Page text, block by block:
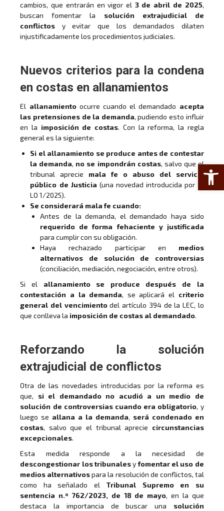
Abrir
cambios, que entrarán en vigor el 3 de abril de 2025,
buscan fomentar la solución extrajudicial de
conflictos y evitar que los demandados dilaten
injustificadamente los procedimientos judiciales.
Nuevos criterios para la condena
en costas en allanamientos
El allanamientoocurre cuando el demandado acepta
las pretensiones de la demanda, pudiendo esto influir
en la imposición de costas. Con la reforma, la regla
general es la siguiente:
Si el allanamiento se produce antes de contestar
la demanda, no se impondrán costas, salvo que el
tribunal aprecie mala fe o abuso del servicio
público de Justicia (una novedad introducida por la
LO 1/2025).
Se considerará mala fe cuando:
Antes de la demanda, el demandado haya sido
requerido de forma fehaciente y justificada
para cumplir con su obligación.
Haya rechazado participar en medios
alternativos de solución de controversias
(conciliación, mediación, negociación, entre otros).
Si el allanamiento se produce después de la
contestación a la demanda, se aplicará el criterio
general del vencimientodel artículo 394 de la LEC, lo
que conlleva la imposición de costas al demandado.
Reforzando la solución
extrajudicial de conflictos
Otra de las novedades introducidas por la reforma es
que, si el demandado no acudió a un medio de
solución de controversias cuando era obligatorio, y
luego se allana a la demanda, será condenado en
costas, salvo que el tribunal aprecie circunstancias
excepcionales.
Esta medida responde a la necesidad de
descongestionar los tribunalesyfomentar el uso de
medios alternativospara la resolución de conflictos, tal
como ha señalado el Tribunal Supremo en su
sentencia n.º 762/2023, de 18 de mayo, en la que
destaca la importancia de buscar una solución